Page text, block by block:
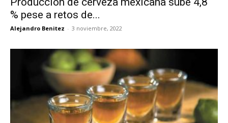
% pese a retos de...
Alejandro Benitez - 3 noviembre, 2022